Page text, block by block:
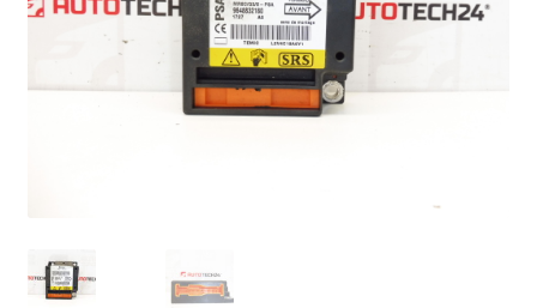
Paiements
Panier
Procédure de Réclamation